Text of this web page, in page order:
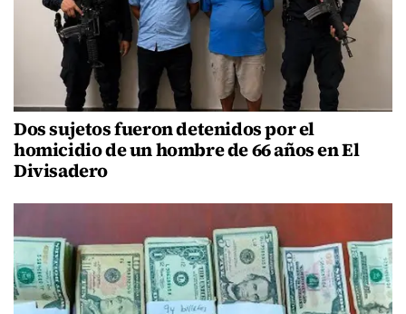
Dos sujetos fueron detenidos por el
homicidio de un hombre de 66 años en El
Divisadero